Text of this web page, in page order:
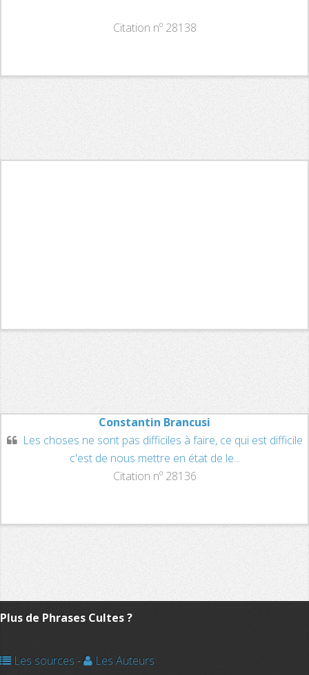
Citation nº 28138
Constantin Brancusi
Les choses ne sont pas difficiles à faire, ce qui est difficile
c'est de nous mettre en état de le...
Citation nº 28136
Plus de Phrases Cultes ?
Les sources - Les Auteurs